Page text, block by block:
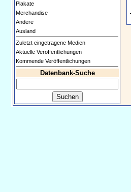
Plakate
Merchandise
Andere
Ausland
Zuletzt eingetragene Medien
Aktuelle Veröffentlichungen
Kommende Veröffentlichungen
Datenbank-Suche